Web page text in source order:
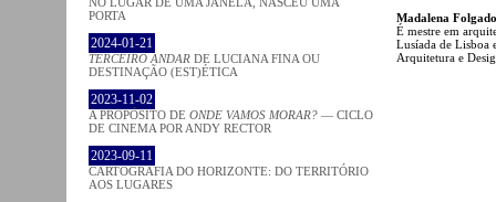
PORTA
2024-01-21
TERCEIRO ANDAR DE LUCIANA FINA OU
DESTINAÇÃO (EST)ÉTICA
2023-11-02
A PROPÓSITO DE ONDE VAMOS MORAR? — CICLO
DE CINEMA POR ANDY RECTOR
2023-09-11
CARTOGRAFIA DO HORIZONTE: DO TERRITÓRIO
AOS LUGARES
Madalena Folgado
É mestre em
Lusíada de Lisboa
Arquitetura e